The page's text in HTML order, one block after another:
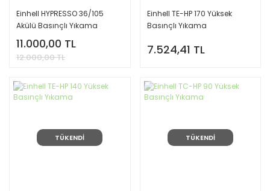
Einhell HYPRESSO 36/105
Akülü Basınçlı Yıkama
11.000,00 TL
12.000,00 TL
Einhell TE-HP 170 Yüksek
Basınçlı Yıkama
7.524,41 TL
TÜKENDİ TÜKENDİ